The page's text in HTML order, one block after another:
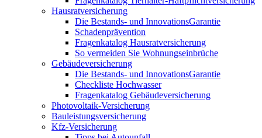
Hausratversicherung
Die Bestands- und InnovationsGarantie
Schadenprävention
Fragenkatalog Hausratversicherung
So vermeiden Sie Wohnungseinbrüche
Gebäudeversicherung
Die Bestands- und InnovationsGarantie
Checkliste Hochwasser
Fragenkatalog Gebäudeversicherung
Photovoltaik-Versicherung
Bauleistungsversicherung
Kfz-Versicherung